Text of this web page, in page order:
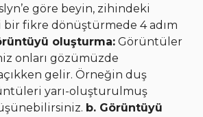
göre beyin, zihindeki
fikre dönüştürmede 4 adım
oluşturma: Görüntüler
onları gözümüzde
gelir. Örneğin duş
yarı-oluşturulmuş
b. Görüntüyü